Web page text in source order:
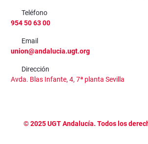
Teléfono
954 50 63 00
Email
union@andalucia.ugt.org
Dirección
Avda. Blas Infante, 4, 7ª planta Sevilla
©2025UGT Andalucía. Todos los